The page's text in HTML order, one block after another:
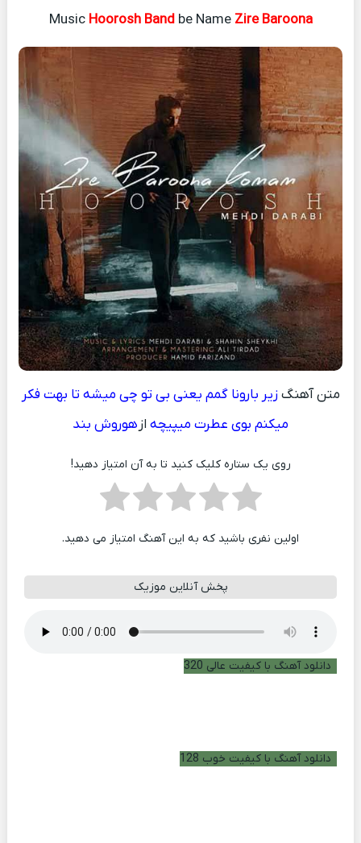
MusicHoorosh Band be NameZire Baroona
متن آهنگ زیر بارونا گمم یعنی بی تو چی میشه تا بهت فکر
میکنم بوی عطرت میپیچه از هوروش بند
روی یک ستاره کلیک کنید تا به آن امتیاز دهید!
اولین نفری باشید که به این آهنگ امتیاز می دهید.
پخش آنلاین موزیک
دانلود آهنگ با کیفیت عالی 320
دانلود آهنگ با کیفیت خوب 128